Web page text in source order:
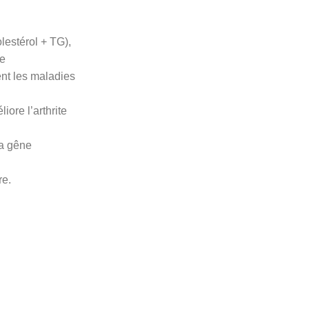
+ TG),
les maladies
l’arthrite
gêne